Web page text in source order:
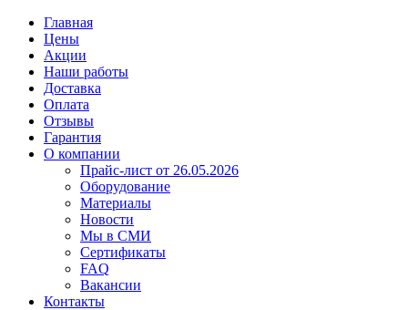
Главная
Цены
Акции
Наши работы
Доставка
Оплата
Отзывы
Гарантия
О компании
Прайс-лист от 26.05.2026
Оборудование
Материалы
Новости
Мы в СМИ
Сертификаты
FAQ
Вакансии
Контакты